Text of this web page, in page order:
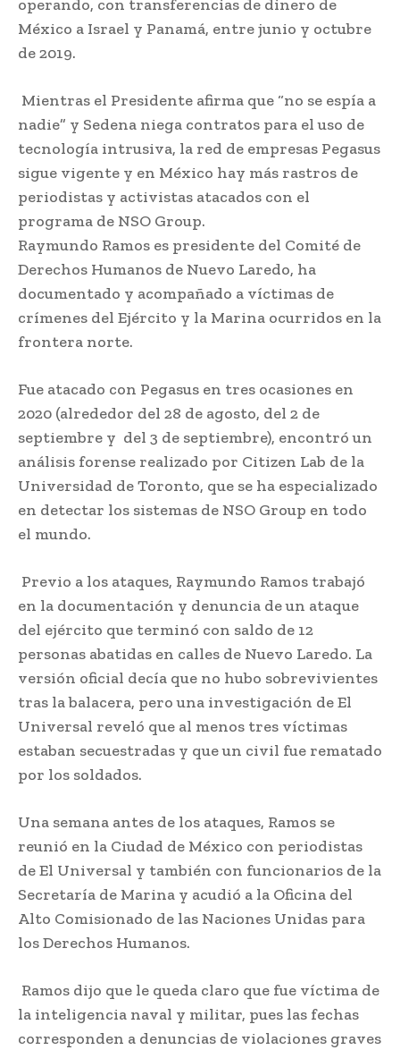
operando, con transferencias de dinero de
México a Israel y Panamá, entre junio y octubre
de 2019.
Mientras el Presidente afirma que “no se espía a
nadie” y Sedena niega contratos para el uso de
tecnología intrusiva, la red de empresas Pegasus
sigue vigente y en México hay más rastros de
periodistas y activistas atacados con el
programa de NSO Group.
Raymundo Ramos es presidente del Comité de
Derechos Humanos de Nuevo Laredo, ha
documentado y acompañado a víctimas de
crímenes del Ejército y la Marina ocurridos en la
frontera norte.
Fue atacado con Pegasus en tres ocasiones en
2020 (alrededor del 28 de agosto, del 2 de
septiembre y del 3 de septiembre), encontró un
análisis forense realizado por Citizen Lab de la
Universidad de Toronto, que se ha especializado
en detectar los sistemas de NSO Group en todo
el mundo.
Previo a los ataques, Raymundo Ramos trabajó
en la documentación y denuncia de un ataque
del ejército que terminó con saldo de 12
personas abatidas en calles de Nuevo Laredo. La
versión oficial decía que no hubo sobrevivientes
tras la balacera, pero una investigación de El
Universal reveló que al menos tres víctimas
estaban secuestradas y que un civil fue rematado
por los soldados.
Una semana antes de los ataques, Ramos se
reunió en la Ciudad de México con periodistas
de El Universal y también con funcionarios de la
Secretaría de Marina y acudió a la Oficina del
Alto Comisionado de las Naciones Unidas para
los Derechos Humanos.
Ramos dijo que le queda claro que fue víctima de
la inteligencia naval y militar, pues las fechas
corresponden a denuncias de violaciones graves